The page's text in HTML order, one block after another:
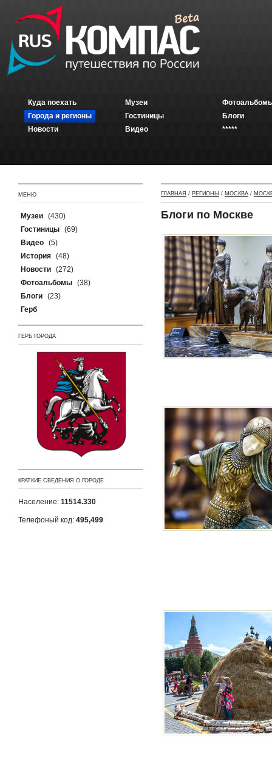
Куда поехать
Города и регионы
Новости
Музеи
Гостиницы
Видео
Блоги
*****
МЕНЮ
Музеи (430)
Гостиницы (69)
Видео (5)
История (48)
Новости (272)
Фотоальбомы (38)
Блоги (23)
Герб
ГЕРБ ГОРОДА
КРАТКИЕ СВЕДЕНИЯ О ГОРОДЕ
Население: 11514.330
Телефоный код: 495,499
ГЛАВНАЯ / РЕГИОНЫ / МОСКВА /
Блоги по Москве